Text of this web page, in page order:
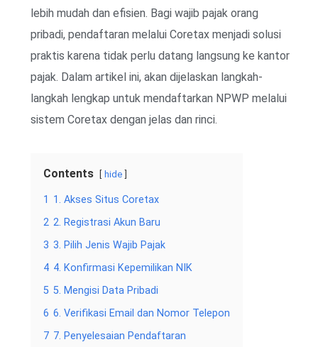
lebih mudah dan efisien. Bagi wajib pajak orang
pribadi, pendaftaran melalui Coretax menjadi solusi
praktis karena tidak perlu datang langsung ke kantor
pajak. Dalam artikel ini, akan dijelaskan langkah-
langkah lengkap untuk mendaftarkan NPWP melalui
sistem Coretax dengan jelas dan rinci.
Contents hide
1 1. Akses Situs Coretax
2 2. Registrasi Akun Baru
3 3. Pilih Jenis Wajib Pajak
4 4. Konfirmasi Kepemilikan NIK
5 5. Mengisi Data Pribadi
6 6. Verifikasi Email dan Nomor Telepon
7 7. Penyelesaian Pendaftaran